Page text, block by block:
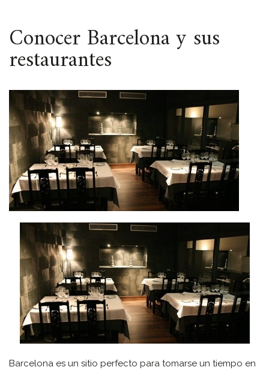
ESPACIO
Conocer Barcelona y sus
restaurantes
Barcelona es un sitio perfecto para tomarse un tiempo en